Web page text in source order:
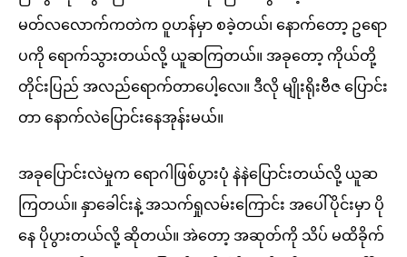
မတ်လလောက်ကတဲက ဝူဟန်မှာ စခဲ့တယ်၊ နောက်တော့ ဥရော
ပကို ရောက်သွားတယ်လို့ ယူဆကြတယ်။ အခုတော့ ကိုယ်တို့
တိုင်းပြည် အလည်ရောက်တာပေါ့လေ။ ဒီလို မျိုးရိုးဗီဇ ပြောင်း
တာ နောက်လဲပြောင်းနေအုန်းမယ်။
အခုပြောင်းလဲမှုက ရောဂါဖြစ်ပွားပုံ နဲနဲပြောင်းတယ်လို့ ယူဆ
ကြတယ်။ နှာခေါင်းနဲ့ အသက်ရှုလမ်းကြောင်း အပေါ်ပိုင်းမှာ ပို
နေ ပိုပွားတယ်လို့ ဆိုတယ်။ အဲတော့ အဆုတ်ကို သိပ် မထိခိုက်